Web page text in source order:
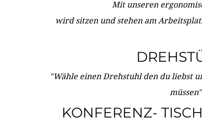
Mit unseren
wird sitzen und stehen am
"Wähle einen Drehstuhl den du liebst
müssen"
KONFERENZ-